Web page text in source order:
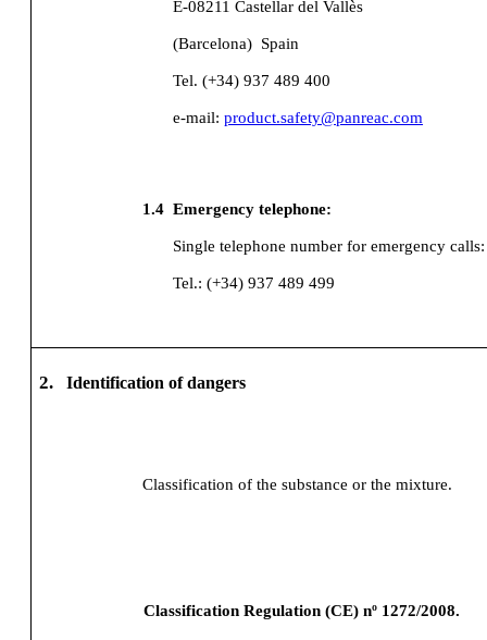
E-08211 Castellar del Vallès
(Barcelona) Spain
Tel. (+34) 937 489 400
e-mail:product.safety@panreac.com
1.4 Emergency telephone:
Single telephone number for emergency
Tel.: (+34) 937 489 499
2. Identification of dangers
Classification of the substance or the mixture.
Classification Regulation (CE) nº 1272/2008.